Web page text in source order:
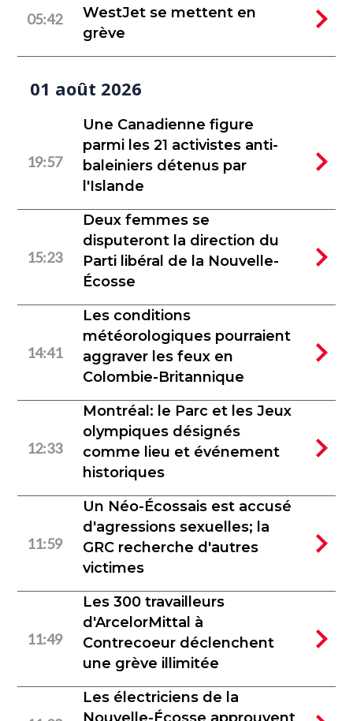
05:42
WestJet se mettent en
grève
01 août 2026
19:57
Une Canadienne figure
parmi les 21 activistes anti-
baleiniers détenus par
l'Islande
15:23
Deux femmes se
disputeront la direction du
Parti libéral de la Nouvelle-
Écosse
14:41
Les conditions
météorologiques pourraient
aggraver les feux en
Colombie-Britannique
12:33
Montréal: le Parc et les Jeux
olympiques désignés
comme lieu et événement
historiques
11:59
Un Néo-Écossais est accusé
d'agressions sexuelles; la
GRC recherche d'autres
victimes
11:49
Les 300 travailleurs
d'ArcelorMittal à
Contrecoeur déclenchent
une grève illimitée
Les électriciens de la